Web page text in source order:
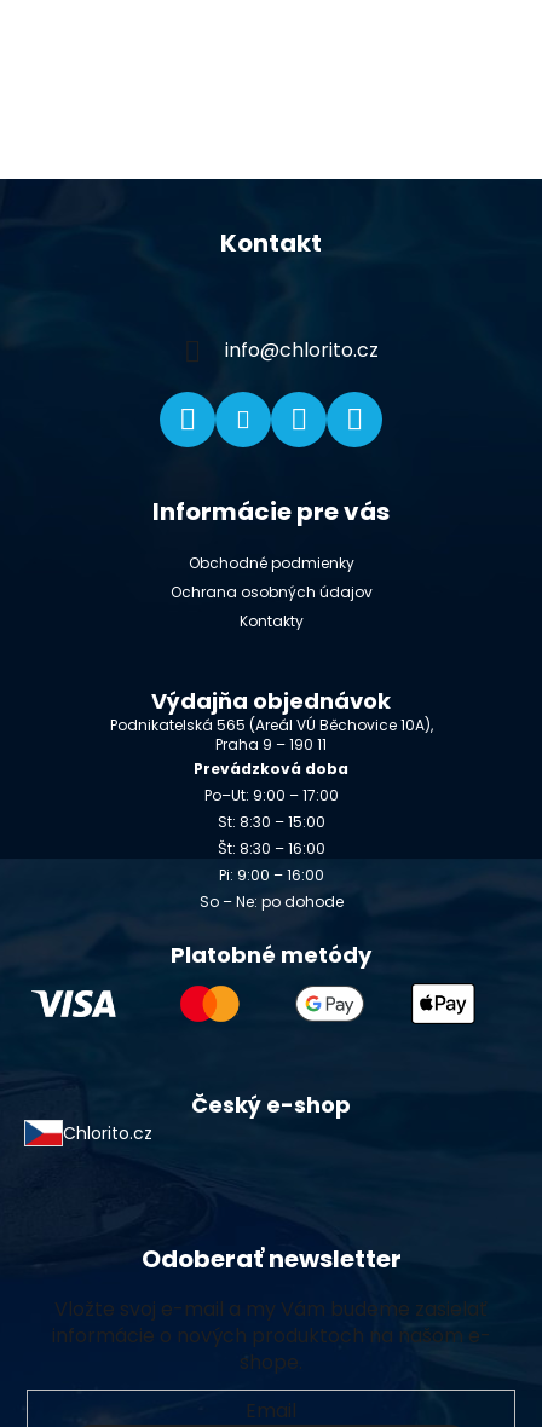
Z
Kontakt
info@chlorito.cz
Informácie pre vás
Obchodné podmienky
Ochrana osobných údajov
Kontakty
Výdajňa objednávok
Podnikatelská 565 (Areál VÚ Běchovice 10A),
Praha 9 – 190 11
Prevádzková doba
Po–Ut: 9:00 – 17:00
St: 8:30 – 15:00
Št: 8:30 – 16:00
Pi: 9:00 – 16:00
So – Ne: po dohode
Platobné metódy
Český e-shop
Chlorito.cz
Odoberať newsletter
Vložte svoj e-mail a my Vám budeme zasielať
informácie o nových produktoch na našom e-
shope.
Email